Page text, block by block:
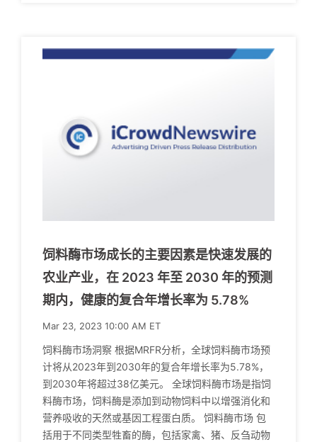
饲料酶市场成长的主要因素是快速发展的
农业产业，在 2023 年至 2030 年的预测
期内，健康的复合年增长率为 5.78%
Mar 23, 2023 10:00 AM ET
饲料酶市场洞察 根据MRFR分析，全球饲料酶市场预
计将从2023年到2030年的复合年增长率为5.78%，
到2030年将超过38亿美元。 全球饲料酶市场是指饲
料酶市场，饲料酶是添加到动物饲料中以增强消化和
营养吸收的天然或基因工程蛋白质。 饲料酶市场 包
括用于不同类型牲畜的酶，包括家禽、猪、反刍动物